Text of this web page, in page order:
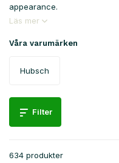
appearance.
Läs mer
Våra varumärken
Hubsch
Filter
634 produkter